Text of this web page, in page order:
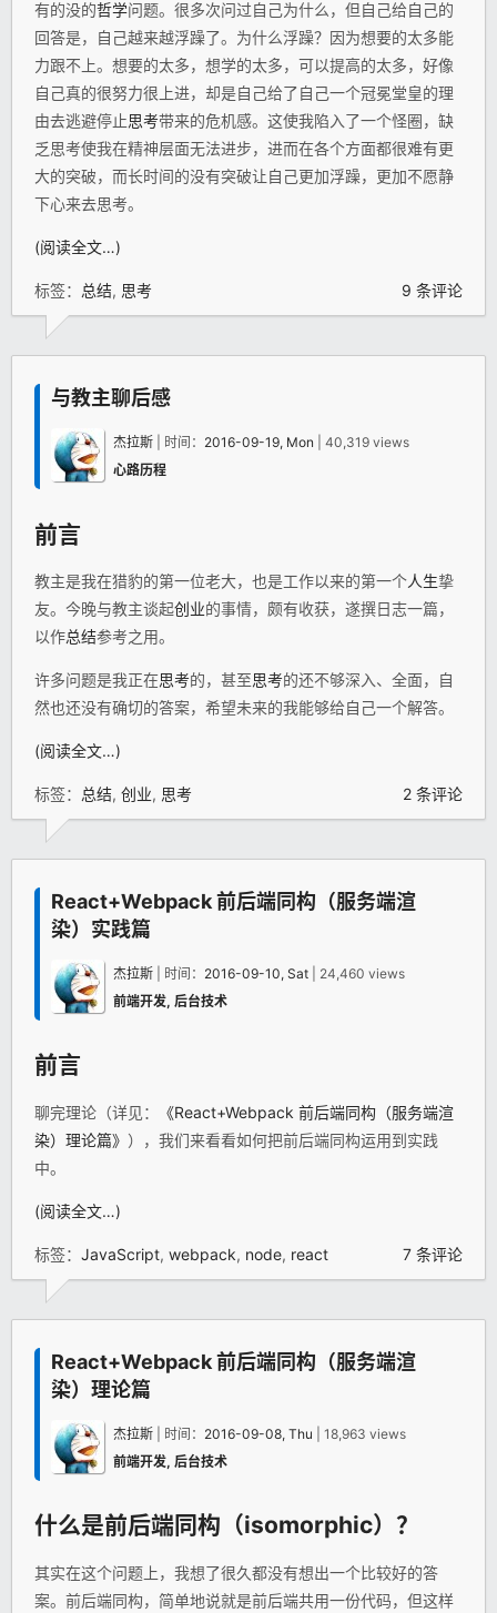
有的没的哲学问题。很多次问过自己为什么，但自己给自己的
回答是，自己越来越浮躁了。为什么浮躁？因为想要的太多能
力跟不上。想要的太多，想学的太多，可以提高的太多，好像
自己真的很努力很上进，却是自己给了自己一个冠冕堂皇的理
由去逃避停止思考带来的危机感。这使我陷入了一个怪圈，缺
乏思考使我在精神层面无法进步，进而在各个方面都很难有更
大的突破，而长时间的没有突破让自己更加浮躁，更加不愿静
下心来去思考。
(阅读全文…)
标签： 总结, 思考 9 条评论
与教主聊后感
杰拉斯 | 时间： 2016-09-19, Mon | 40,319 views
心路历程
前言
教主是我在猎豹的第一位老大，也是工作以来的第一个人生挚
友。今晚与教主谈起创业的事情，颇有收获，遂撰日志一篇，
以作总结参考之用。
许多问题是我正在思考的，甚至思考的还不够深入、全面，自
然也还没有确切的答案，希望未来的我能够给自己一个解答。
(阅读全文…)
标签： 总结, 创业, 思考 2 条评论
React+Webpack 前后端同构（服务端渲
染）实践篇
杰拉斯 | 时间： 2016-09-10, Sat | 24,460 views
前端开发, 后台技术
前言
聊完理论（详见：
《React+Webpack 前后端同构（服务端渲
染）理论篇》 ），我们来看看如何把前后端同构运用到实践
中。
(阅读全文…)
标签： JavaScript, webpack, node, react 7 条评论
React+Webpack 前后端同构（服务端渲
染）理论篇
杰拉斯 | 时间： 2016-09-08, Thu | 18,963 views
前端开发, 后台技术
什么是前后端同构（isomorphic）？
其实在这个问题上，我想了很久都没有想出一个比较好的答
案。前后端同构，简单地说就是前后端共用一份代码，但这样